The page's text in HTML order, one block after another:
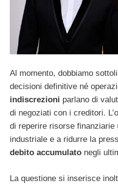
Al momento, dobbiamo
decisioni definitive né
indiscrezioni parlano di
di negoziati con i creditori.
di reperire risorse finanziarie
industriale e a ridurre la
debito accumulato negli
La questione si inserisce